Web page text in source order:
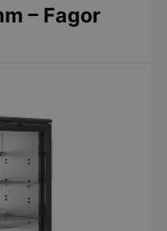
– Fagor